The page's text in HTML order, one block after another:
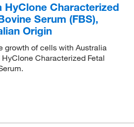
HyClone Characterized
Serum (FBS),
Origin
growth of cells with Australia
Characterized Fetal